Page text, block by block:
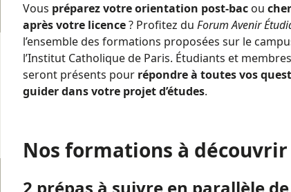
Vous préparez votre orientation post-bac ou
après votre licence? Profitez du Forum Avenir
l’ensemble des formations proposées sur le
l’Institut Catholique de Paris. Étudiants et
seront présents pour répondre à toutes vos
guider dans votre projet d’études.
Nos formations à découvrir